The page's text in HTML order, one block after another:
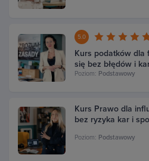
5.0
Kurs podatków dla
się bez błędów i
Poziom: Podstawowy
Kurs Prawo dla
bez ryzyka kar i
Poziom: Podstawowy